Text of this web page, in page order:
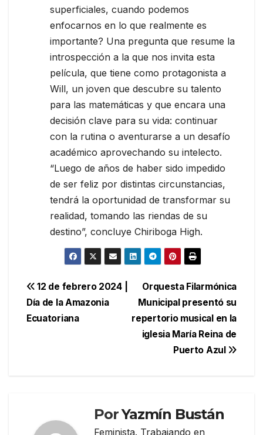
superficiales, cuando podemos
enfocarnos en lo que realmente es
importante? Una pregunta que resume la
introspección a la que nos invita esta
película, que tiene como protagonista a
Will, un joven que descubre su talento
para las matemáticas y que encara una
decisión clave para su vida: continuar
con la rutina o aventurarse a un desafío
académico aprovechando su intelecto.
“Luego de años de haber sido impedido
de ser feliz por distintas circunstancias,
tendrá la oportunidad de transformar su
realidad, tomando las riendas de su
destino”, concluye Chiriboga High.
Navegación
de
Orquesta Filarmónica
Municipal presentó su
repertorio musical en la
iglesia María Reina de
Puerto Azul
12 de febrero 2024 |
Día de la Amazonia
Ecuatoriana
PorYazmín Bustán
Feminista. Trabajando en